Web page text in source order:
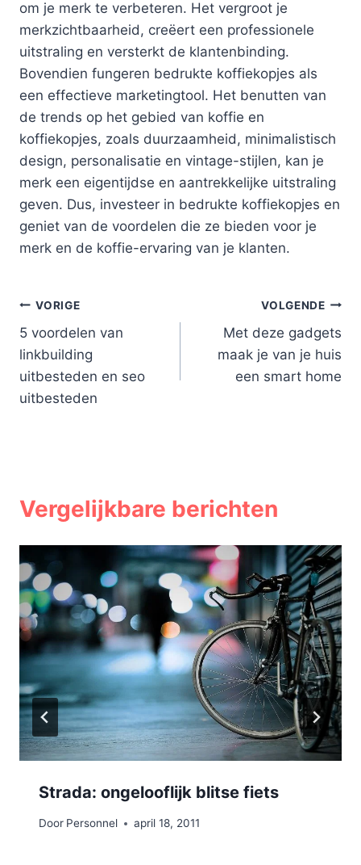
om je merk te verbeteren. Het vergroot je
merkzichtbaarheid, creëert een professionele
uitstraling en versterkt de klantenbinding.
Bovendien fungeren bedrukte koffiekopjes als
een effectieve marketingtool. Het benutten van
de trends op het gebied van koffie en
koffiekopjes, zoals duurzaamheid, minimalistisch
design, personalisatie en vintage-stijlen, kan je
merk een eigentijdse en aantrekkelijke uitstraling
geven. Dus, investeer in bedrukte koffiekopjes en
geniet van de voordelen die ze bieden voor je
merk en de koffie-ervaring van je klanten.
Bericht
navigatie
VORIGE
5 voordelen van
linkbuilding
uitbesteden en seo
uitbesteden
VOLGENDE
Met deze gadgets
maak je van je huis
een smart home
Vergelijkbare berichten
Strada: ongelooflijk blitse fiets
Door Personnel april 18, 2011